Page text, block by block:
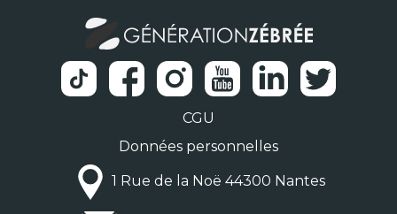
CGU
Données personnelles
1 Rue de la Noë 44300 Nantes